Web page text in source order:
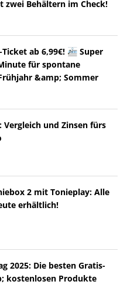
zwei Behältern im Check!
ab 6,99€! 🚈 Super
für spontane
&amp; Sommer
Vergleich und Zinsen fürs
2 mit Tonieplay: Alle
erhältlich!
2025: Die besten Gratis-
kostenlosen Produkte